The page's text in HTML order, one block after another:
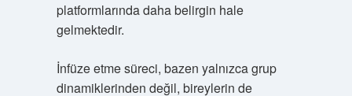
platformlarında daha belirgin hale
gelmektedir.
İnfüze etme süreci, bazen yalnızca grup
dinamiklerinden değil, bireylerin de